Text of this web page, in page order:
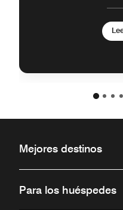
Mejores destinos
Para los huéspedes